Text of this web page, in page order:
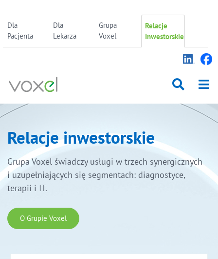
content
Dla
Pacjenta
Dla
Lekarza
Grupa
Voxel
Relacje
Inwestorskie
Relacje inwestorskie
Grupa Voxel świadczy usługi w trzech synergicznych
i uzupełniających się segmentach: diagnostyce,
terapii i IT.
O Grupie Voxel